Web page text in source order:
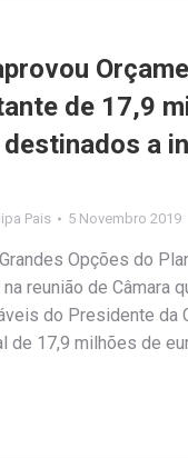
de 17,9
a
Pais 5 Novembro 2019
Opções do
reunião de Câmara
do Presidente da
de 17,9 milhões de